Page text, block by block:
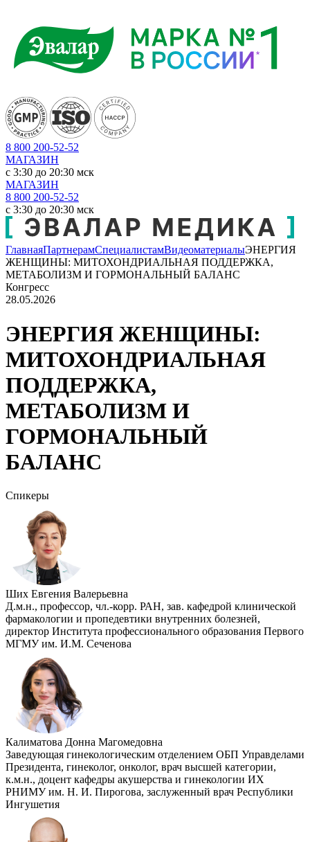
8 800 200-52-52
МАГАЗИН
c 3:30 до 20:30 мск
МАГАЗИН
8 800 200-52-52
c 3:30 до 20:30 мск
ГлавнаяПартнерамСпециалистамВидеоматериалыЭНЕРГИЯ
ЖЕНЩИНЫ: МИТОХОНДРИАЛЬНАЯ ПОДДЕРЖКА,
МЕТАБОЛИЗМ И ГОРМОНАЛЬНЫЙ БАЛАНС
Конгресс
28.05.2026
ЭНЕРГИЯ ЖЕНЩИНЫ:
МИТОХОНДРИАЛЬНАЯ
ПОДДЕРЖКА,
МЕТАБОЛИЗМ И
ГОРМОНАЛЬНЫЙ
БАЛАНС
Спикеры
Ших Евгения Валерьевна
Д.м.н., профессор, чл.-корр. РАН, зав. кафедрой клинической
фармакологии и пропедевтики внутренних болезней,
директор Института профессионального образования Первого
МГМУ им. И.М. Сеченова
Калиматова Донна Магомедовна
Заведующая гинекологическим отделением ОБП Управделами
Президента, гинеколог, онколог, врач высшей категории,
к.м.н., доцент кафедры акушерства и гинекологии ИХ
РНИМУ им. Н. И. Пирогова, заслуженный врач Республики
Ингушетия